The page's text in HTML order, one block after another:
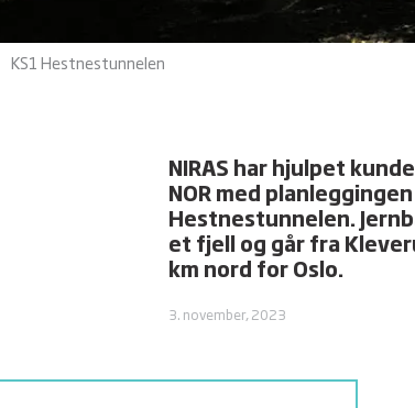
KS1 Hestnestunnelen
NIRAS har hjulpet
NOR med
Hestnestunnelen.
et fjell og går fra
km nord for Oslo.
3. november, 2023